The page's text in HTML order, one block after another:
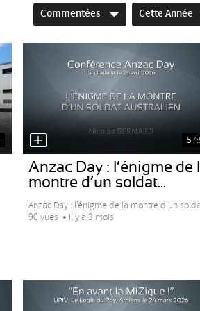
Commentées Cette Année
Anzac Day : l’énigme de
montre d’un soldat...
Anzac Day : l’énigme de la montre d’un
90 vues
Il y a 3 mois